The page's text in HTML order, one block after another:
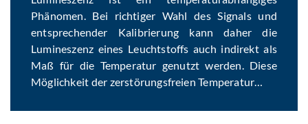
Phänomen. Bei richtiger Wahl des Signals und
entsprechender Kalibrierung kann daher die
Lumineszenz eines Leuchtstoffs auch indirekt als
Maß für die Temperatur genutzt werden. Diese
Möglichkeit der zerstörungsfreien Temperatur…